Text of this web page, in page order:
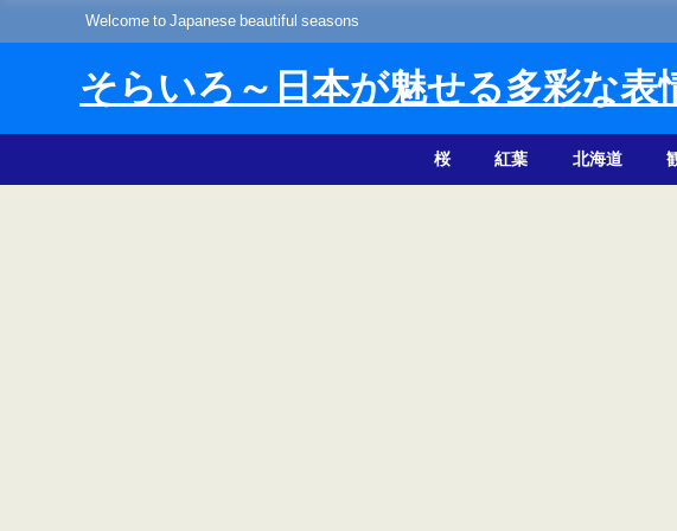
Welcome to Japanese beautiful seasons
そらいろ～日本が魅せる多彩な
桜 紅葉 北海道